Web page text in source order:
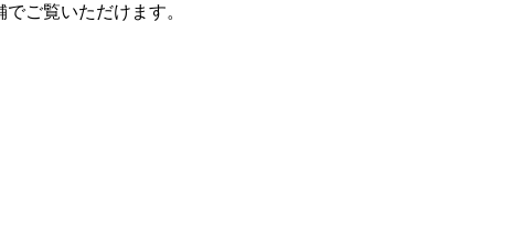
ご覧いただけます。